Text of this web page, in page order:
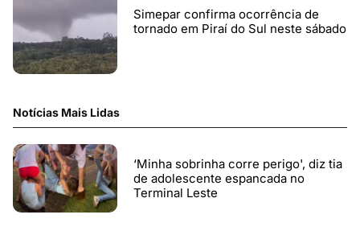
Simepar confirma ocorrência de
tornado em Piraí do Sul neste sábado
Notícias Mais Lidas
‘Minha sobrinha corre perigo', diz tia
de adolescente espancada no
Terminal Leste